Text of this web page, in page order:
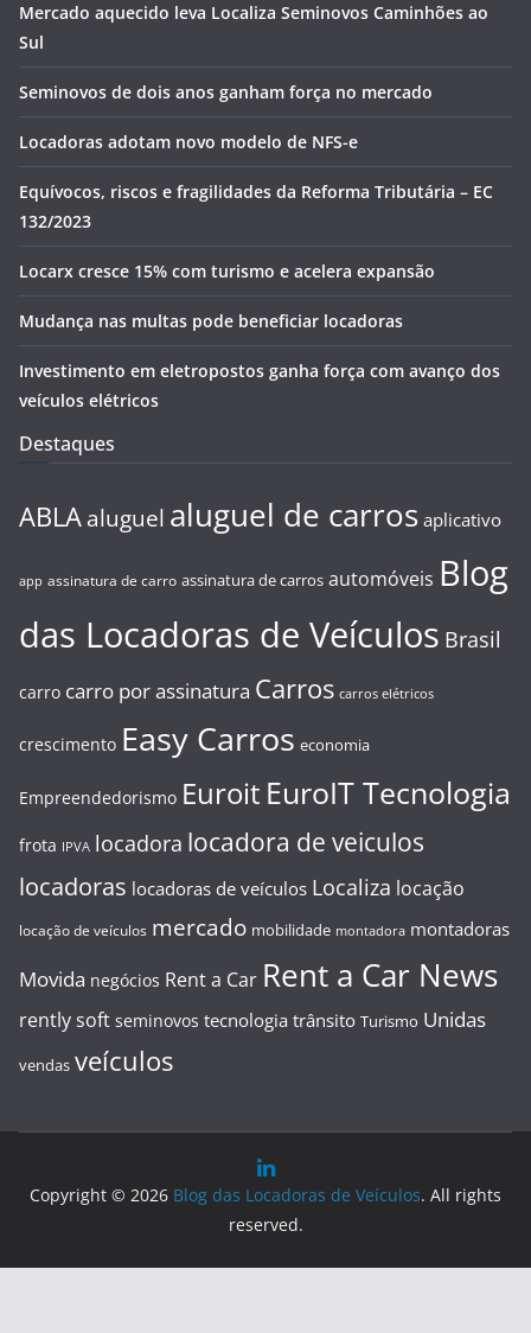
Mercado aquecido leva Localiza Seminovos Caminhões ao
Sul
Seminovos de dois anos ganham força no mercado
Locadoras adotam novo modelo de NFS-e
Equívocos, riscos e fragilidades da Reforma Tributária – EC
132/2023
Locarx cresce 15% com turismo e acelera expansão
Mudança nas multas pode beneficiar locadoras
Investimento em eletropostos ganha força com avanço dos
veículos elétricos
Destaques
ABLA aluguel aluguel de carros aplicativo
app assinatura de carro assinatura de carros automóveis Blog
das Locadoras de Veículos Brasil
carro carro por assinatura Carros carros elétricos
crescimento Easy Carros economia
Empreendedorismo Euroit EuroIT Tecnologia
frota IPVA locadora locadora de veiculos
locadoras locadoras de veículos Localiza locação
locação de veículos mercado mobilidade montadora montadoras
Movida negócios Rent a Car Rent a Car News
rently soft seminovos tecnologia trânsito Turismo Unidas
vendas veículos
Copyright © 2026 Blog das Locadoras de Veículos. All rights
reserved.